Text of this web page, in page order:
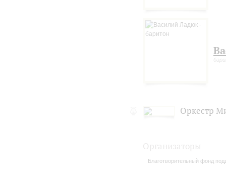
Оркестр
Благотворительный фонд